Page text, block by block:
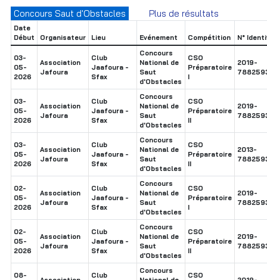
Concours Saut d'Obstacles Plus de résultats
Date
Début
Organisateur Lieu Evénement Compétition N°
03-
05-
2026
Association
Jafoura
Club
Jaafoura -
Sfax
Concours
National de
Saut
d'Obstacles
CSO
Préparatoire
I
2019-
03-
05-
2026
Association
Jafoura
Club
Jaafoura -
Sfax
Concours
National de
Saut
d'Obstacles
CSO
Préparatoire
II
2019-
03-
05-
2026
Association
Jafoura
Club
Jaafoura -
Sfax
Concours
National de
Saut
d'Obstacles
CSO
Préparatoire
II
2013-
02-
05-
2026
Association
Jafoura
Club
Jaafoura -
Sfax
Concours
National de
Saut
d'Obstacles
CSO
Préparatoire
I
2019-
02-
05-
2026
Association
Jafoura
Club
Jaafoura -
Sfax
Concours
National de
Saut
d'Obstacles
CSO
Préparatoire
II
2019-
08-
Club
Concours
CSO